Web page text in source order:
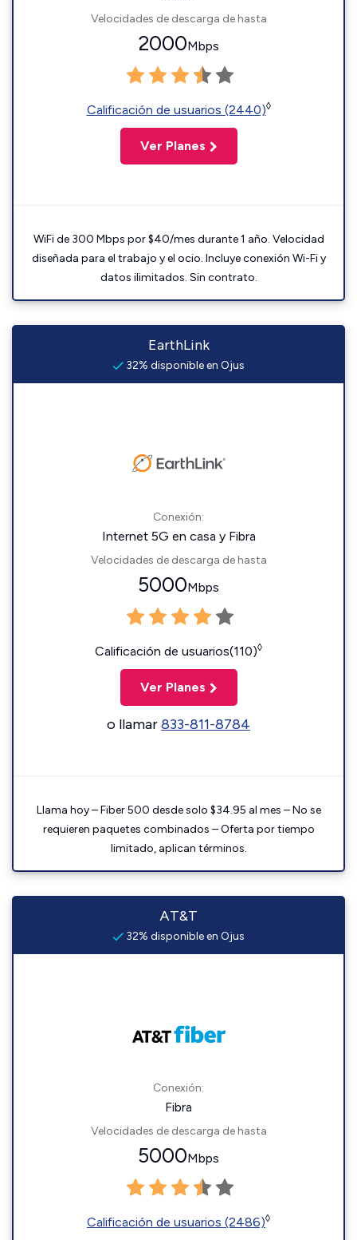
Velocidades de descarga de hasta
2000Mbps
Calificación de usuarios (2440)◊
Ver Planes
WiFi de 300 Mbps por $40/mes durante 1 año. Velocidad
diseñada para el trabajo y el ocio. Incluye conexión Wi-Fi y
datos ilimitados. Sin contrato.
EarthLink
32% disponible en Ojus
Conexión:
Internet 5G en casa y Fibra
Velocidades de descarga de hasta
5000Mbps
Calificación de usuarios(110)◊
Ver Planes
o llamar833-811-8784
Llama hoy – Fiber 500 desde solo $34.95 al mes – No se
requieren paquetes combinados – Oferta por tiempo
limitado, aplican términos.
AT&T
32% disponible en Ojus
Conexión:
Fibra
Velocidades de descarga de hasta
5000Mbps
Calificación de usuarios (2486)◊